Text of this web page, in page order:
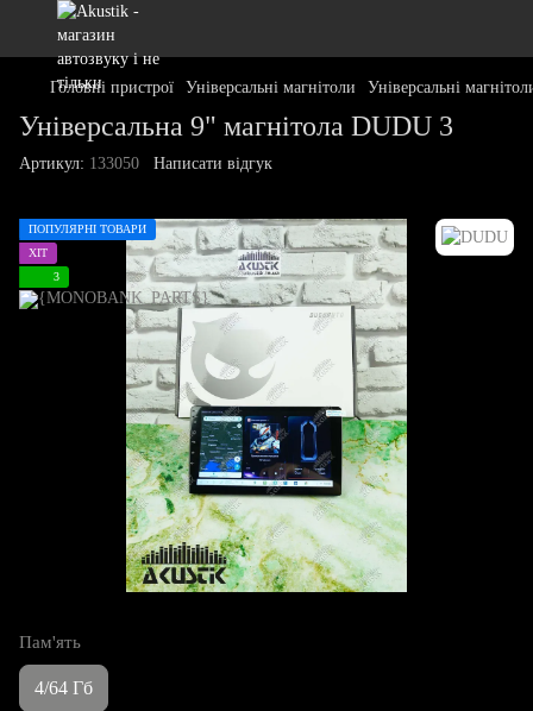
Головні пристрої Універсальні магнітоли Універсальні
Універсальна 9" магнітола DUDU 3
Артикул: 133050 Написати відгук
ПОПУЛЯРНІ ТОВАРИ
ХІТ
3
Пам'ять
4/64 Гб